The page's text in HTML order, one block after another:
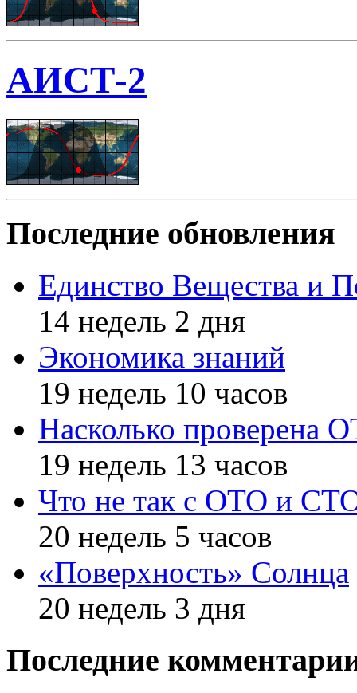
АИСТ-2
Последние обновления
Единство Вещества и
14 недель 2 дня
Экономика знаний
19 недель 10 часов
Насколько проверена
19 недель 13 часов
Что не так с ОТО и
20 недель 5 часов
«Поверхность» Солнца
20 недель 3 дня
Последние